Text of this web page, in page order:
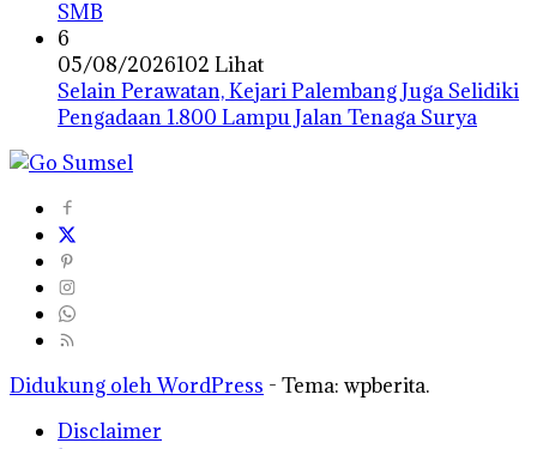
SMB
6
05/08/2026102 Lihat
Selain Perawatan, Kejari Palembang Juga Selidiki
Pengadaan 1.800 Lampu Jalan Tenaga Surya
Didukung oleh WordPress - Tema: wpberita.
Disclaimer